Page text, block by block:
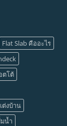
Flat Slab คืออะไร
ตโต้
ต่งบ้าน
น้ำ